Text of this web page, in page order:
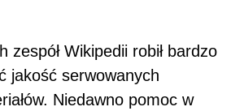
zespół Wikipedii robił bardzo
jakość serwowanych
Niedawno pomoc w